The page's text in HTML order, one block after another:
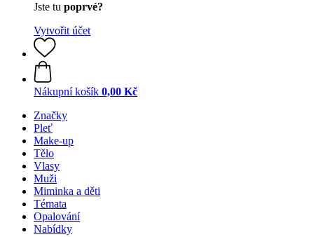
Jste tu poprvé?
Vytvořit účet
Nákupní košík 0,00 Kč
Značky
Pleť
Make-up
Tělo
Vlasy
Muži
Miminka a děti
Témata
Opalování
Nabídky